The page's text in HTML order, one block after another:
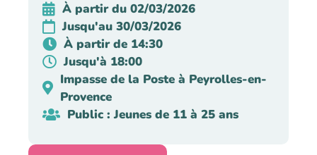
À partir du 02/03/2026
Jusqu'au 30/03/2026
À partir de 14:30
Jusqu'à 18:00
Impasse de la Poste à Peyrolles-en-
Provence
Public : Jeunes de 11 à 25 ans